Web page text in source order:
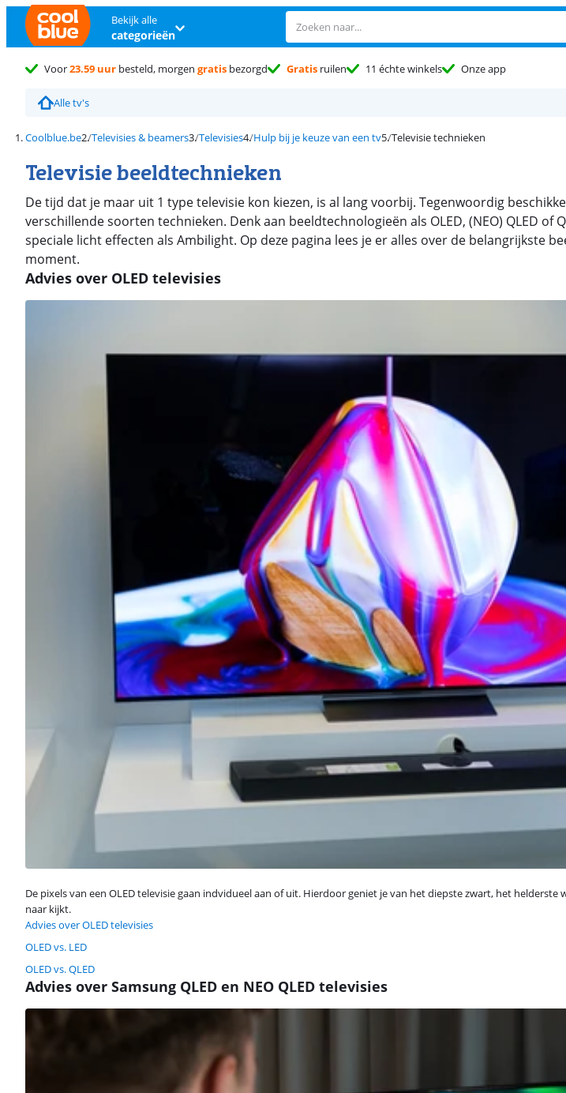
Bekijk alle
categorieën
Voor23.59 uur besteld, morgen gratis bezorgd Gratis ruilen 11 échte winkels Onze app
Alle tv's
Coolblue.be Televisies & beamers Televisies Hulp bij je keuze van een tv Televisie technieken
Televisie beeldtechnieken
De tijd dat je maar uit 1 type televisie kon kiezen, is al lang voorbij. Tegenwoordig
verschillende soorten technieken. Denk aan beeldtechnologieën als OLED, (NEO) QLED of
speciale licht effecten als Ambilight. Op deze pagina lees je er alles over de belangrijkste
moment.
Advies over OLED televisies
De pixels van een OLED televisie gaan indvidueel aan of uit. Hierdoor geniet je van het diepste zwart, het
naar kijkt.
Advies over OLED televisies
OLED vs. LED
OLED vs. QLED
Advies over Samsung QLED en NEO QLED televisies